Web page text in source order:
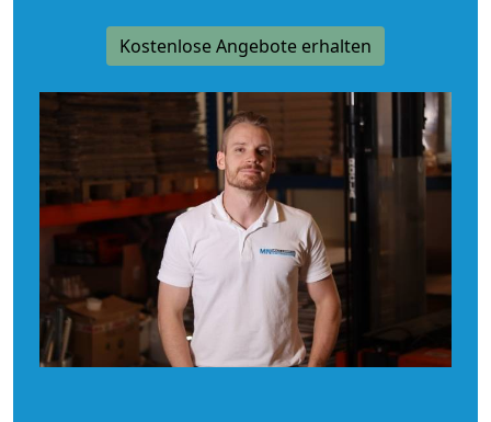
Kostenlose Angebote erhalten